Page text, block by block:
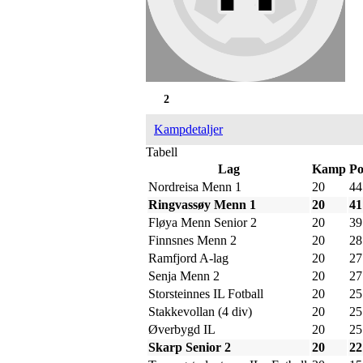
2
Kampdetaljer
Tabell
Lag
Kamp
Nordreisa Menn 1
20
44
Ringvassøy Menn 1
20
41
Fløya Menn Senior 2
20
39
Finnsnes Menn 2
20
28
Ramfjord A-lag
20
27
Senja Menn 2
20
27
Storsteinnes IL Fotball
20
25
Stakkevollan (4 div)
20
25
Øverbygd IL
20
25
Skarp Senior 2
20
22